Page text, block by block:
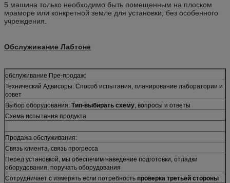
5 машина только необходимо быть помещенным на плоском
мраморе или конкретной земле для установки, без особенного
учреждения.
Обслуживание Лабтоне
обслуживание Пре-продаж:
Технический Адвисоры: Способ испытания, планирование лаборатории и
совет
Выбор оборудования: Тип-выбирать схему, вопросы и ответы
Схема испытания продукта
Продажа обслуживания:
Связь клиента, связь прогресса
Перед установкой, мы обеспечим наведение подготовки, отладки
оборудования, поручать оборудования
Сотрудничает с измерять если потребность проверка третьей стороны